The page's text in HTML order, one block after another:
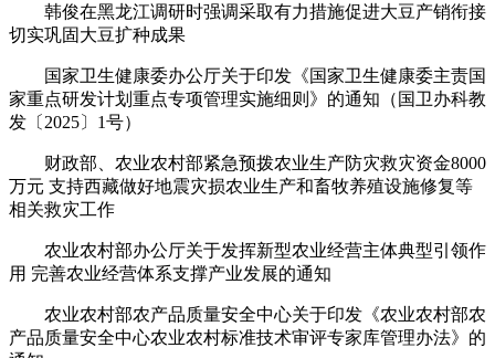
韩俊在黑龙江调研时强调采取有力措施促进大豆产销衔接
切实巩固大豆扩种成果
国家卫生健康委办公厅关于印发《国家卫生健康委主责国
家重点研发计划重点专项管理实施细则》的通知（国卫办科教
发〔2025〕1号）
财政部、农业农村部紧急预拨农业生产防灾救灾资金8000
万元 支持西藏做好地震灾损农业生产和畜牧养殖设施修复等
相关救灾工作
农业农村部办公厅关于发挥新型农业经营主体典型引领作
用 完善农业经营体系支撑产业发展的通知
农业农村部农产品质量安全中心关于印发《农业农村部农
产品质量安全中心农业农村标准技术审评专家库管理办法》的